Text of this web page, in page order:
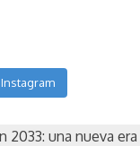
2033: una nueva era